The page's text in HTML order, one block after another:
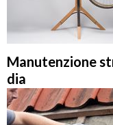
Manutenzione
dia